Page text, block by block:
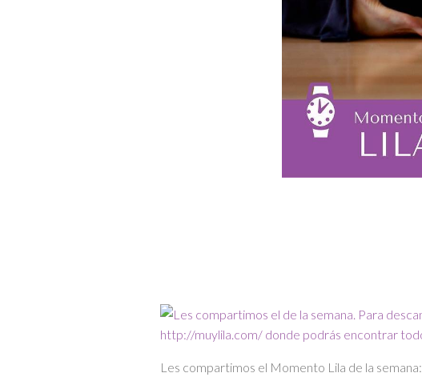
Les compartimos el Momento Lila de la semana: